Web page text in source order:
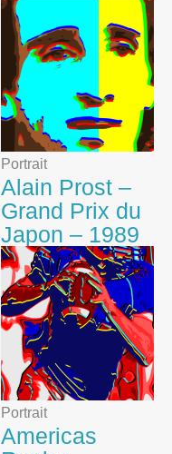
Portrait
Alain Prost –
Grand Prix du
Japon – 1989
Portrait
Americas